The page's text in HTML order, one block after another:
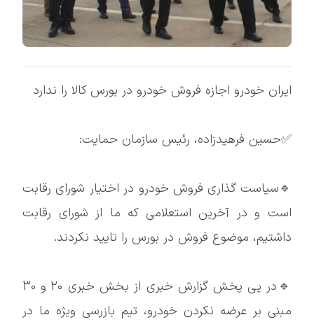
ایران خودرو اجازه فروش خودرو در بورس کالا را ندارد
✅حسین فرهیدزاده، رئیس سازمان حمایت:
🔹سیاست گذاری فروش خودرو در اختیار شورای رقابت
است و در آخرین استعلامی که ما از شورای رقابت
داشتیم، موضوع فروش در بورس را تایید نکردند.
🔹در پی پخش گزارش خبری از بخش خبری 20 و 30
مبنی بر عرضه نکردن خودرو، تیم بازرسی ویژه ما در